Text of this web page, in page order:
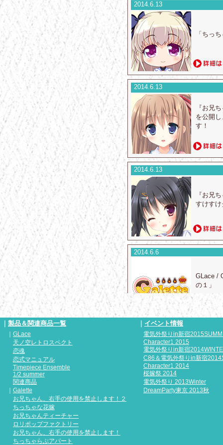
2014.6.13
「ちっ
2014.6.13
『お兄
を公開
す！
2014.6.13
『お兄
すけす
2014.6.6
GLace /
の１」
2014.6.6
『お兄
製品＆関連商品一覧 イベント情報
GLace
天ノ空レトロスペクト
恋魂
恋式マニュアル
Timepiece Ensemble
1/2 summer
関連商品
Galette
お兄ちゃん、右手の使用を禁止します！２
ちっちゃな花嫁
お兄ちゃんティーチャー
ロリポップファクトリー
お兄ちゃん、右手の使用を禁止します！
ちっちゃらぶアパート
電気外祭りin新宿
Character1 2015
電気外祭りin新宿
C86＆電気外祭りin新宿
Character1 2014
桜嫁祭 2014
電気外祭り 2013Winter
DreamParty東京 2013秋